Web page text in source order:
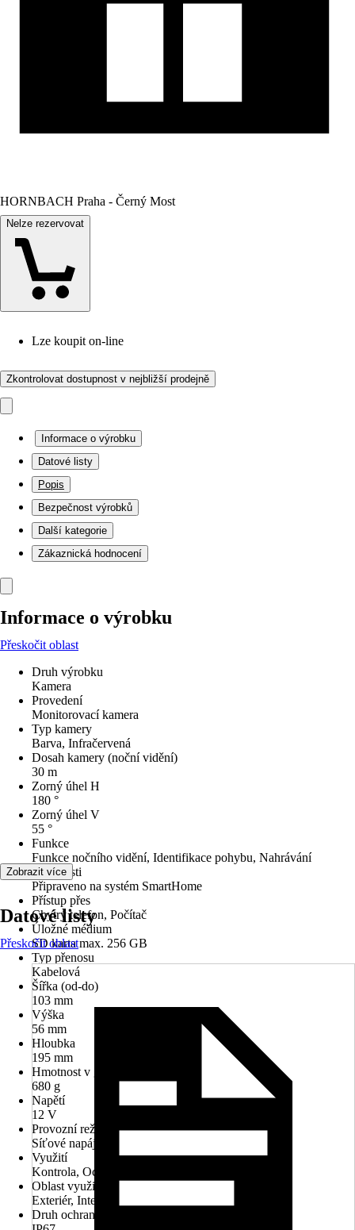
HORNBACH Praha - Černý Most
Nelze rezervovat
Lze koupit on-line
Zkontrolovat dostupnost v nejbližší prodejně
Informace o výrobku
Datové listy
Popis
Bezpečnost výrobků
Další kategorie
Zákaznická hodnocení
Informace o výrobku
Přeskočit oblast
Druh výrobku
Kamera
Provedení
Monitorovací kamera
Typ kamery
Barva, Infračervená
Dosah kamery (noční vidění)
30 m
Zorný úhel H
180 °
Zorný úhel V
55 °
Funkce
Funkce nočního vidění, Identifikace pohybu, Nahrávání
Vlastnosti
Připraveno na systém SmartHome
Přístup přes
Chytrý telefon, Počítač
Úložné médium
SD karta max. 256 GB
Typ přenosu
Kabelová
Šířka (od-do)
103 mm
Výška
56 mm
Hloubka
195 mm
Hmotnost v g
680 g
Napětí
12 V
Provozní režim
Síťové napájení
Využití
Kontrola, Ochrana, Zajištění
Oblast využití
Exteriér, Interiér
Druh ochrany
Zobrazit více
Datové listy
Přeskočit oblast